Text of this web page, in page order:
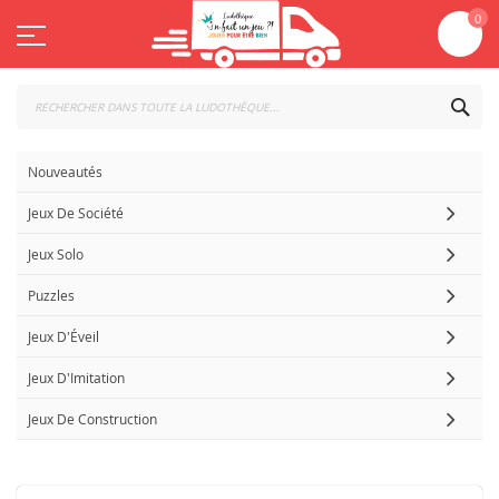
au
contenu
0
Nouveautés
Jeux De Société
Jeux Solo
Puzzles
Jeux D'Éveil
Jeux D'Imitation
Jeux De Construction